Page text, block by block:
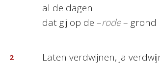
al de dagen
dat gij op de –rode– grond
2
Laten verdwijnen, ja